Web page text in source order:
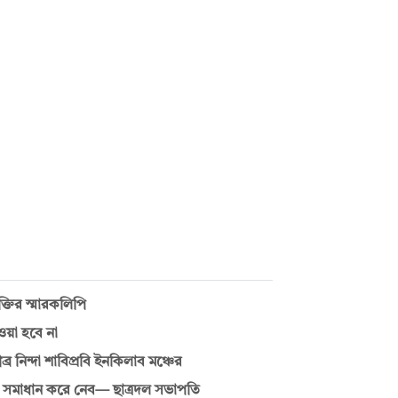
স্মারকলিপি
হবে না
নিন্দা শাবিপ্রবি ইনকিলাব মঞ্চের
করে নেব— ছাত্রদল সভাপতি